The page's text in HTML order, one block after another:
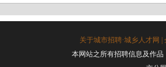
关于城市招聘·城乡人才网
本网站之所有招聘信息及作品